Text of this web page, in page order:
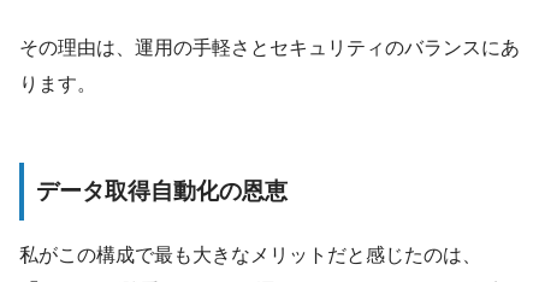
その理由は、運用の手軽さとセキュリティのバランスにあ
ります。
データ取得自動化の恩恵
私がこの構成で最も大きなメリットだと感じたのは、